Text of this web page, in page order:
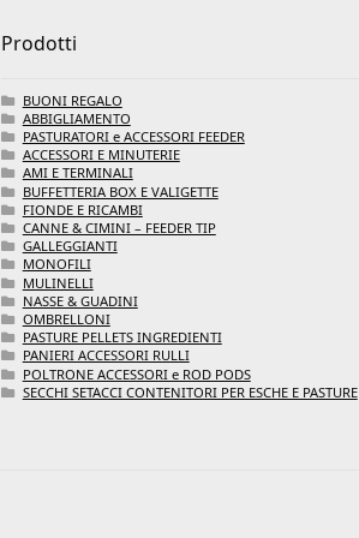
Prodotti
BUONI REGALO
ABBIGLIAMENTO
PASTURATORI e ACCESSORI FEEDER
ACCESSORI E MINUTERIE
AMI E TERMINALI
BUFFETTERIA BOX E VALIGETTE
FIONDE E RICAMBI
CANNE & CIMINI – FEEDER TIP
GALLEGGIANTI
MONOFILI
MULINELLI
NASSE & GUADINI
OMBRELLONI
PASTURE PELLETS INGREDIENTI
PANIERI ACCESSORI RULLI
POLTRONE ACCESSORI e ROD PODS
SECCHI SETACCI CONTENITORI PER ESCHE E PASTURE